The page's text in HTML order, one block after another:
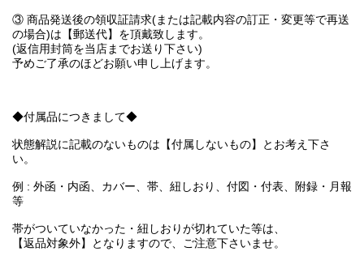
③ 商品発送後の領収証請求(または記載内容の訂正・変更等で再送
の場合)は【郵送代】を頂戴致します。
(返信用封筒を当店までお送り下さい)
予めご了承のほどお願い申し上げます。
◆付属品につきまして◆
状態解説に記載のないものは【付属しないもの】とお考え下さ
い。
例 : 外函・内函、カバー、帯、紐しおり、付図・付表、附録・月報
等
帯がついていなかった・紐しおりが切れていた等は、
【返品対象外】となりますので、ご注意下さいませ。